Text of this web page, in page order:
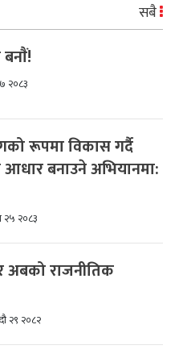
सबै
२०८३
रूपमा विकास गर्दै
बनाउने अभियानमा:
२०८३
राजनीतिक
२९ २०८२